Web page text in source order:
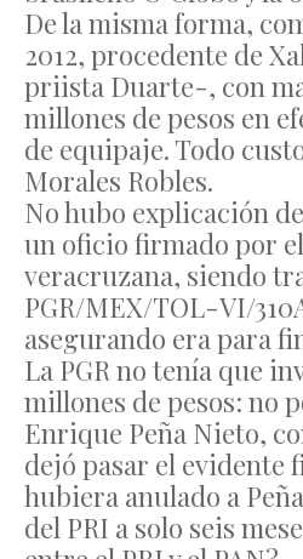
De la misma forma,
2012, procedente de
priista Duarte-, con
millones de pesos en
de equipaje. Todo
Morales Robles.
No hubo explicación
un oficio firmado por
veracruzana, siendo
PGR/MEX/TOL-VI/
asegurando era para
La PGR no tenía que
millones de pesos: no
Enrique Peña Nieto,
dejó pasar el evidente
hubiera anulado a
del PRI a solo seis